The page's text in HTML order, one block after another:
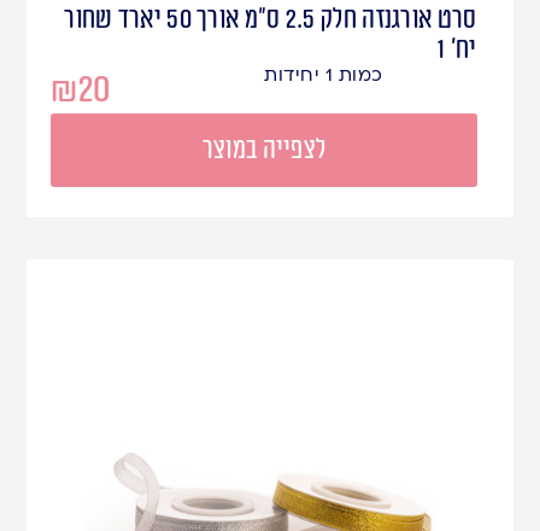
סרט אורגנזה חלק 2.5 ס"מ אורך 50 יארד שחור
יח' 1
₪20 כמות 1 יחידות
לצפייה במוצר